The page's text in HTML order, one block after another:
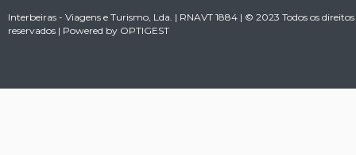
Interbeiras - Viagens e Turismo, Lda. | RNAVT 1884 | © 2023 Todos os direitos
reservados | Powered by OPTIGEST